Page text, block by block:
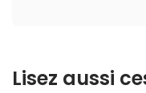
Lisez aussi